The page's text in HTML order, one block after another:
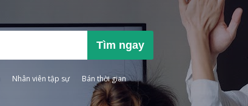
Tìm ngay
Nhân viên tập sự Bán thời gian